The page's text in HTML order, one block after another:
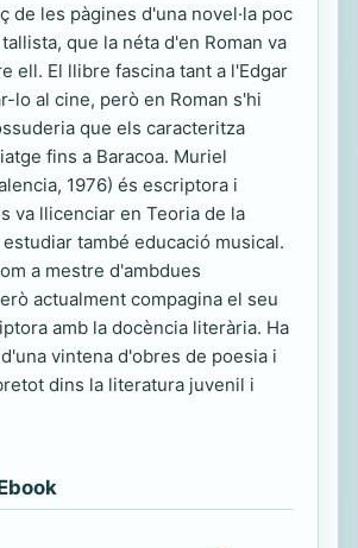
de les pàgines d'una novel·la poc
que la néta d'en Roman va
ell. El llibre fascina tant a l'Edgar
lo al cine, però en Roman s'hi
que els caracteritza
fins a Baracoa. Muriel
1976) és escriptora i
va llicenciar en Teoria de la
també educació musical.
a mestre d'ambdues
actualment compagina el seu
amb la docència literària. Ha
vintena d'obres de poesia i
dins la literatura juvenil i